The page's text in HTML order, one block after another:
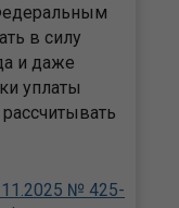
в силу
и даже
уплаты
№ 425-